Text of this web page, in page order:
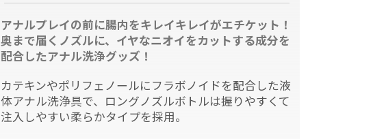
アナルプレイの前に腸内をキレイキレイがエチケット！
奥まで届くノズルに、イヤなニオイをカットする成分を
配合したアナル洗浄グッズ！
カテキンやポリフェノールにフラボノイドを配合した液
体アナル洗浄具で、ロングノズルボトルは握りやすくて
注入しやすい柔らかタイプを採用。